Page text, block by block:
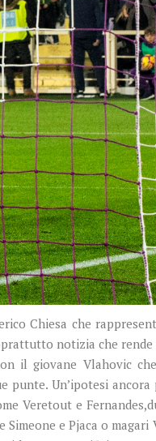
Chiesa che
notizia che
il giovane Vlahovic
Un’ipotesi
Veretout e
e Pjaca o